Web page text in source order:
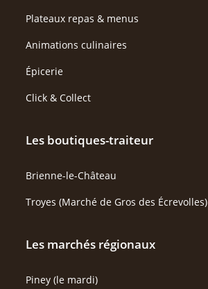
Plateaux repas & menus
Animations culinaires
Épicerie
Click & Collect
Les boutiques-traiteur
Brienne-le-Château
Troyes (Marché de Gros des Écrevolles)
Les marchés régionaux
Piney (le mardi)